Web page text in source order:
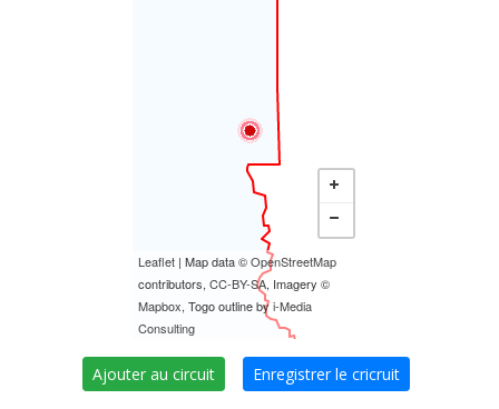
Leaflet | Map data ©OpenStreetMap
contributors, CC-BY-SA, Imagery ©
Mapbox, Togo outline byi-Media
Consulting
Ajouter au circuit Enregistrer le cricruit